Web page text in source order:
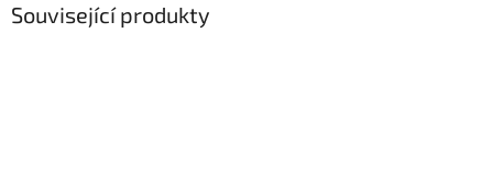
Související produkty